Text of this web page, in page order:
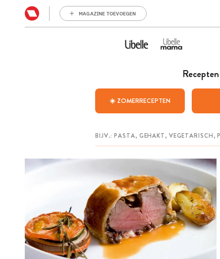
MAGAZINE TOEVOEGEN
Recepten
☀️ ZOMERRECEPTEN